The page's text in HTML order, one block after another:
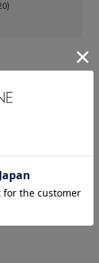
象商品